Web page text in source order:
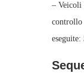
– Veicoli
eseguite: